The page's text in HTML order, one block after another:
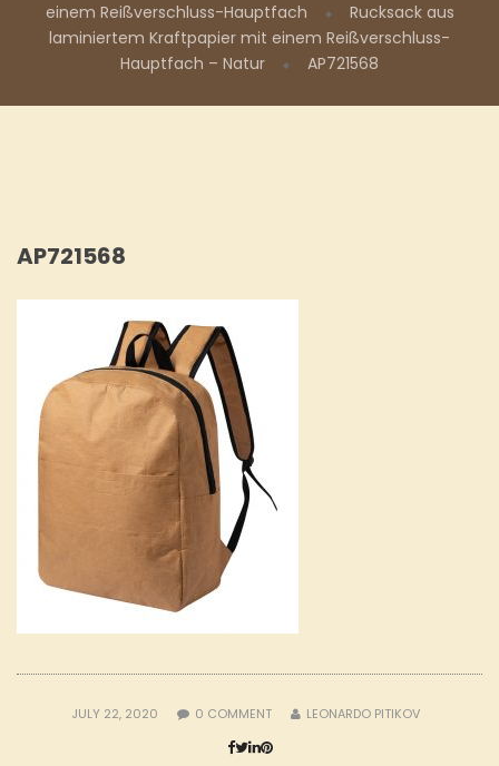
einem Reißverschluss-Hauptfach
Rucksack aus
laminiertem Kraftpapier mit einem Reißverschluss-
Hauptfach – Natur
AP721568
AP721568
JULY 22, 2020 0 COMMENT LEONARDO PITIKOV